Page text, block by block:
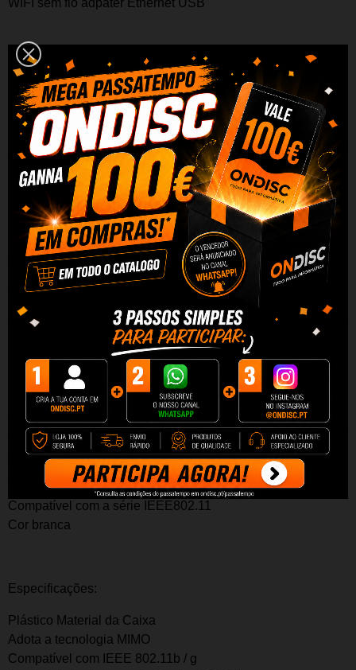
WIFI sem fio adpater Ethernet USB
Descrição:
Altera a conexão com fio Ethernet em um modo de conexão
Wi-Fi
USB-RJ45 WiFi adaptador para iPhone 4S, iPhone 4, iPad
2, etc.
Permite navegação na Internet com o iPhone 4 / 4S, iPad,
iPod, MacBook, enquanto
Compatível com computador baseado no Windows, a Apple
MacBook, MacBook Air, iPhone 4 / 4S, iPod e
outros terlemóveis com capacidade Wi-Fi, comprimidos
Criado especificamente para utilizadores de produtos da
Apple, como WiFi iPad, iPhone e Mac
Poupança de custos por compartilhar a conexão Internet
Está em conformidade com IEEE 802.11ge 802.11b
A tecnologia móvel sem fio para garantir a conexão sem fio
eficiente
Função de criptografia WEP IEEE802.11
Compatível com o acordo IEEE802.3u
Protocolo IEEE8023x FCP Flow Control
Compatível com a série IEEE802.11
Cor branca
Especificações:
Plástico Material da Caixa
Adota a tecnologia MIMO
Compatível com IEEE 802.11b / g